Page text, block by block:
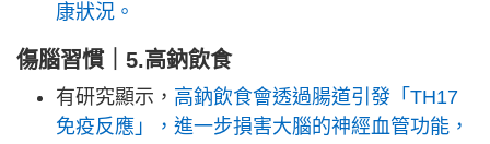
康狀況。
傷腦習慣｜5.高鈉飲食
有研究顯示， 高鈉飲食會透過腸道引發「TH17
免疫反應」，進一步損害大腦的神經血管功能，